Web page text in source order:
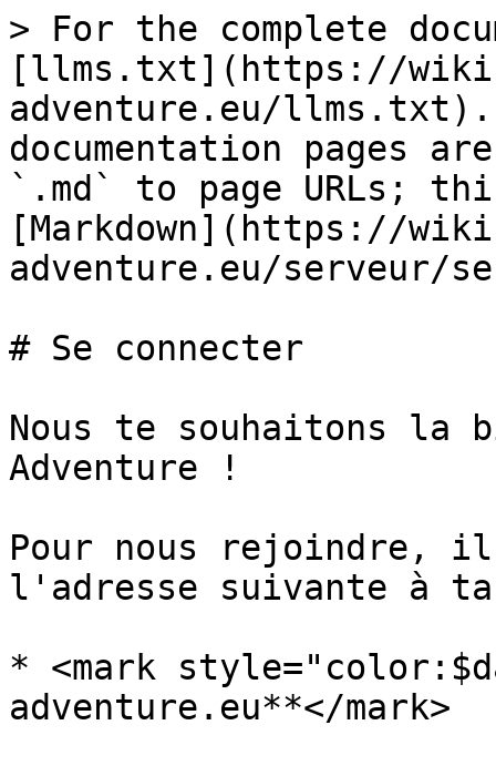
> For the complete
[llms.txt](https://
adventure.eu/llms.txt).
documentation pages
`.md` to page URLs;
[Markdown](https://
adventure.eu/serveur/
# Se connecter
Nous te souhaitons la
Adventure !
Pour nous
l'adresse suivante à
* <mark
adventure.eu**</mark>